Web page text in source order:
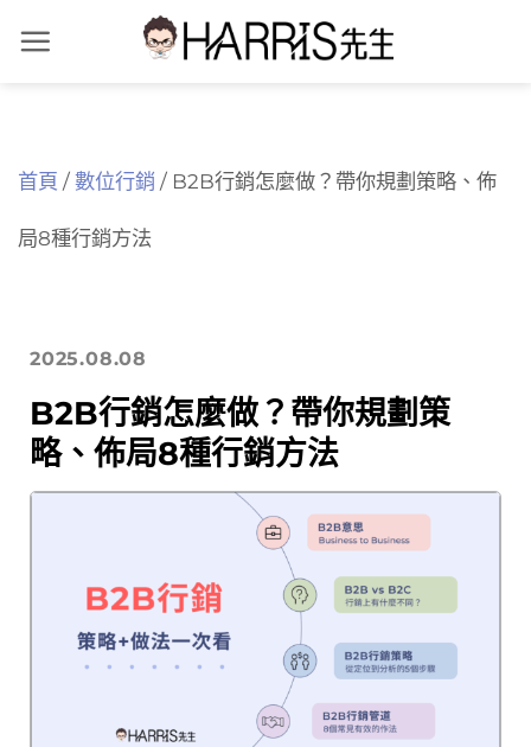
Skip
首頁 /數位行銷 / B2B行銷怎麼做？帶你規劃策略、佈
局8種行銷方法
2025.08.08
B2B行銷怎麼做？帶你規劃策
略、佈局8種行銷方法